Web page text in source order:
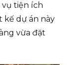
tiện ích
kế dự án này
vừa đặt